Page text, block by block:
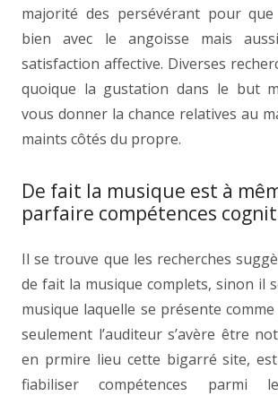
majorité des persévérant pour
bien avec le angoisse mais
satisfaction affective. Diverses
quoique la gustation dans le but
vous donner la chance relatives au
maints côtés du propre.
De fait la musique est à
parfaire compétences
Il se trouve que les recherches
de fait la musique complets, sinon il
musique laquelle se présente
seulement l’auditeur s’avère être
en prmire lieu cette bigarré site,
fiabiliser compétences parmi